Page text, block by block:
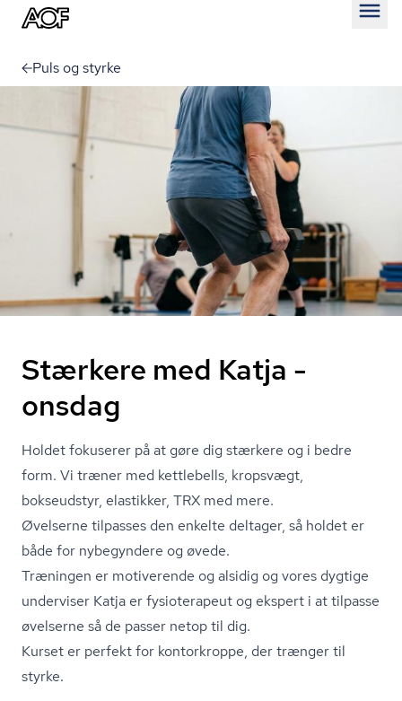
Puls og styrke
Stærkere med Katja -
onsdag
Holdet fokuserer på at gøre dig stærkere og i bedre
form. Vi træner med kettlebells, kropsvægt,
bokseudstyr, elastikker, TRX med mere.
Øvelserne tilpasses den enkelte deltager, så holdet er
både for nybegyndere og øvede.
Træningen er motiverende og alsidig og vores dygtige
underviser Katja er fysioterapeut og ekspert i at tilpasse
øvelserne så de passer netop til dig.
Kurset er perfekt for kontorkroppe, der trænger til
styrke.